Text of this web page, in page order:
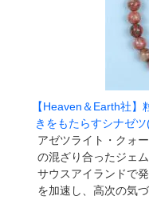
【Heaven＆Earth社
きをもたらすシナゼ
アゼツライト・クォ
の混ざり合ったジェ
サウスアイランドで
を加速し、高次の気